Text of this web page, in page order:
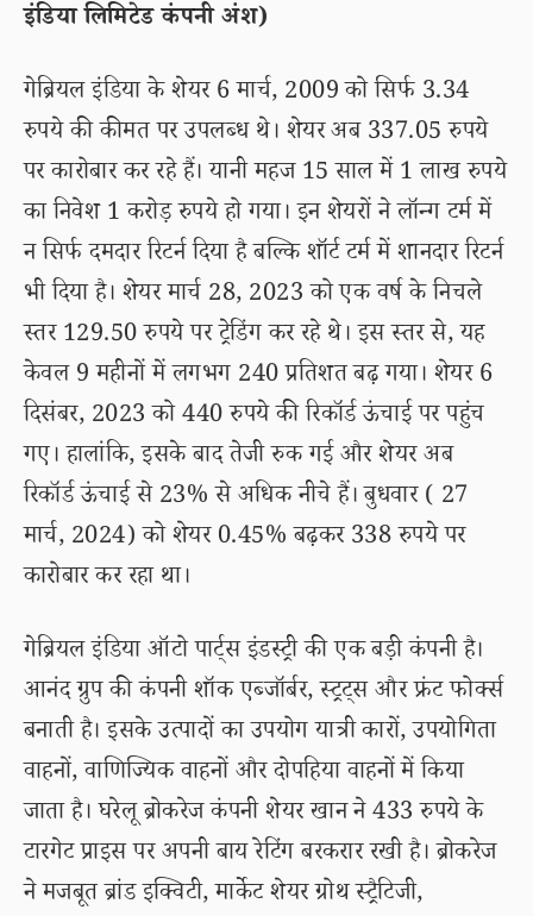
इंडिया लिमिटेड कंपनी अंश)
गेब्रियल इंडिया के शेयर 6 मार्च, 2009 को सिर्फ 3.34
रुपये की कीमत पर उपलब्ध थे। शेयर अब 337.05 रुपये
पर कारोबार कर रहे हैं। यानी महज 15 साल में 1 लाख रुपये
का निवेश 1 करोड़ रुपये हो गया। इन शेयरों ने लॉन्ग टर्म में
न सिर्फ दमदार रिटर्न दिया है बल्कि शॉर्ट टर्म में शानदार रिटर्न
भी दिया है। शेयर मार्च 28, 2023 को एक वर्ष के निचले
स्तर 129.50 रुपये पर ट्रेडिंग कर रहे थे। इस स्तर से, यह
केवल 9 महीनों में लगभग 240 प्रतिशत बढ़ गया। शेयर 6
दिसंबर, 2023 को 440 रुपये की रिकॉर्ड ऊंचाई पर पहुंच
गए। हालांकि, इसके बाद तेजी रुक गई और शेयर अब
रिकॉर्ड ऊंचाई से 23% से अधिक नीचे हैं। बुधवार ( 27
मार्च, 2024) को शेयर 0.45% बढ़कर 338 रुपये पर
कारोबार कर रहा था।
गेब्रियल इंडिया ऑटो पार्ट्स इंडस्ट्री की एक बड़ी कंपनी है।
आनंद ग्रुप की कंपनी शॉक एब्जॉर्बर, स्ट्रट्स और फ्रंट फोर्क्स
बनाती है। इसके उत्पादों का उपयोग यात्री कारों, उपयोगिता
वाहनों, वाणिज्यिक वाहनों और दोपहिया वाहनों में किया
जाता है। घरेलू ब्रोकरेज कंपनी शेयर खान ने 433 रुपये के
टारगेट प्राइस पर अपनी बाय रेटिंग बरकरार रखी है। ब्रोकरेज
ने मजबूत ब्रांड इक्विटी, मार्केट शेयर ग्रोथ स्ट्रैटिजी,